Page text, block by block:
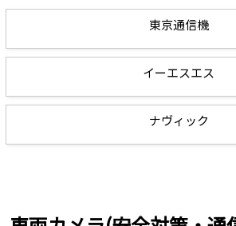
東京通信機
イーエスエス
ナヴィック